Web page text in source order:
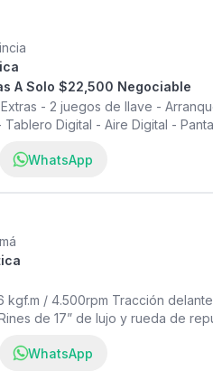
más de 10 años en el mercado
A Solo $22,500 Negociable
- 2 juegos de llave -
Digital - Aire Digital -
de Agencia vigente - 1 solo
WhatsApp
kgf.m / 4.500rpm Tracción
de 17” de lujo y rueda de
– Frenos de Estacionamiento
líneas guía Sistema de anclajes y
Auto y Apple Car Play Puerto
WhatsApp